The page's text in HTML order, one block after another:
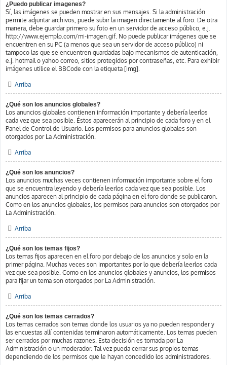
¿Puedo publicar imagenes?
Sí, las imágenes se pueden mostrar en sus mensajes. Si la administración
permite adjuntar archivos, puede subir la imagen directamente al foro. De otra
manera, debe guardar primero su foto en un servidor de acceso público, e.j.
http://www.ejemplo.com/mi-imagen.gif. No puede publicar imágenes que se
encuentren en su PC (a menos que sea un servidor de acceso público) ni
tampoco las que se encuentren guardadas bajo mecanismos de autenticación,
e.j. hotmail o yahoo correo, sitios protegidos por contraseñas, etc. Para exhibir
imágenes utilice el BBCode con la etiqueta [img].
Arriba
¿Qué son los anuncios globales?
Los anuncios globales contienen información importante y debería leerlos
cada vez que sea posible. Éstos aparecerán al principio de cada foro y en el
Panel de Control de Usuario. Los permisos para anuncios globales son
otorgados por La Administración.
Arriba
¿Qué son los anuncios?
Los anuncios muchas veces contienen información importante sobre el foro
que se encuentra leyendo y debería leerlos cada vez que sea posible. Los
anuncios aparecen al principio de cada página en el foro donde se publicaron.
Como en los anuncios globales, los permisos para anuncios son otorgados por
La Administración.
Arriba
¿Qué son los temas fijos?
Los temas fijos aparecen en el foro por debajo de los anuncios y solo en la
primer página. Muchas veces son importantes por lo que debería leerlos cada
vez que sea posible. Como en los anuncios globales y anuncios, los permisos
para fijar un tema son otorgados por La Administración.
Arriba
¿Qué son los temas cerrados?
Los temas cerrados son temas donde los usuarios ya no pueden responder y
las encuestas allí contenidas terminaron automáticamente. Los temas pueden
ser cerrados por muchas razones. Esta decisión es tomada por La
Administración o un moderador. Tal vez pueda cerrar sus propios temas
dependiendo de los permisos que le hayan concedido los administradores.